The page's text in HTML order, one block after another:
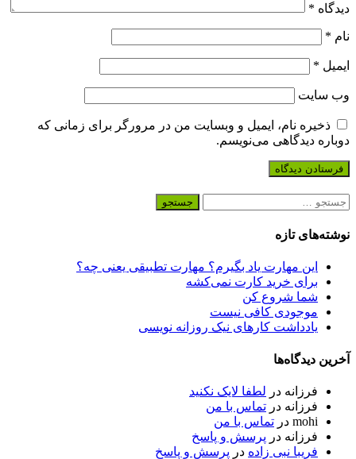
دیدگاه *
نام *
ایمیل *
وب‌ سایت
ذخیره نام، ایمیل و وبسایت من در مرورگر برای زمانی که
دوباره دیدگاهی می‌نویسم.
جستجو
نوشته‌های تازه
این مهارت یاد بگیرم؟ مهارت تطبیقی یعنی چه؟
برای خرید کارت نمی‌‌کشه
شما شروع کن
موجودی کافی نیست
یادداشت کارهای نیک روزانه نویسی
آخرین دیدگاه‌ها
فرزانه در لطفا لایک نکنید
فرزانه در تماس با من
mohi در تماس با من
فرزانه در پرسش و پاسخ
فریبا نبی زاده در پرسش و پاسخ